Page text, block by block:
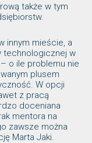
także w tym
innym mieście, a
technologicznej w
o ile problemu nie
plusem
W opcji
z pracą
doceniana
mentora na
zawsze można
Marta Jaki.